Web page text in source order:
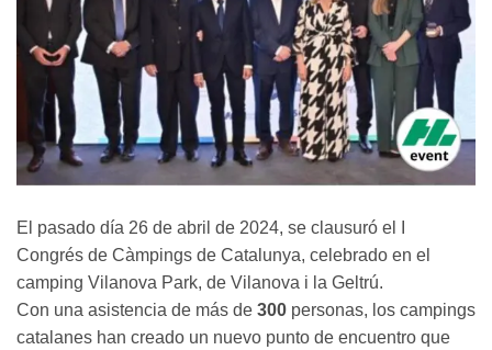
El pasado día 26 de abril de 2024, se clausuró el I
Congrés de Càmpings de Catalunya, celebrado en el
camping Vilanova Park, de Vilanova i la Geltrú.
Con una asistencia de más de 300 personas, los campings
catalanes han creado un nuevo punto de encuentro que